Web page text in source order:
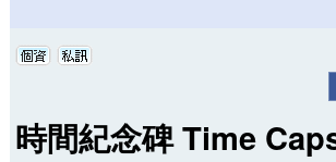
時間紀念碑 Time